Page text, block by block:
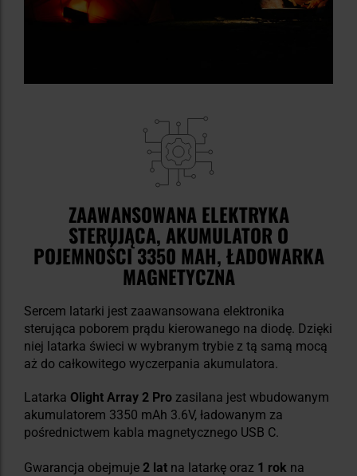
ZAAWANSOWANA ELEKTRYKA
STERUJĄCA, AKUMULATOR O
POJEMNOŚCI 3350 MAH, ŁADOWARKA
MAGNETYCZNA
Sercem latarki jest zaawansowana elektronika
sterująca poborem prądu kierowanego na diodę. Dzięki
niej latarka świeci w wybranym trybie z tą samą mocą
aż do całkowitego wyczerpania akumulatora.
Latarka Olight Array 2 Pro zasilana jest wbudowanym
akumulatorem 3350 mAh 3.6V, ładowanym za
pośrednictwem kabla magnetycznego USB C.
Gwarancja obejmuje 2 lat na latarkę oraz 1 rok na